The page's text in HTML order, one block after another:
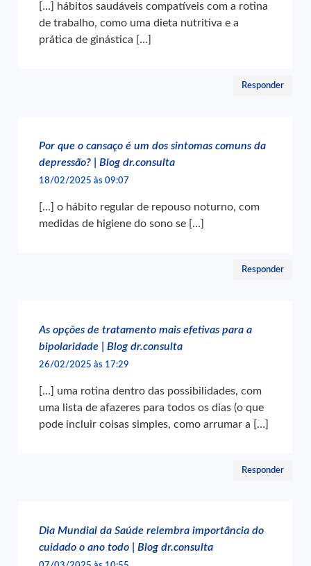
[…] hábitos saudáveis compatíveis com a rotina
de trabalho, como uma dieta nutritiva e a
prática de ginástica […]
Responder
Por que o cansaço é um dos sintomas comuns da
depressão? | Blog dr.consulta
18/02/2025 às 09:07
[…] o hábito regular de repouso noturno, com
medidas de higiene do sono se […]
Responder
As opções de tratamento mais efetivas para a
bipolaridade | Blog dr.consulta
26/02/2025 às 17:29
[…] uma rotina dentro das possibilidades, com
uma lista de afazeres para todos os dias (o que
pode incluir coisas simples, como arrumar a […]
Responder
Dia Mundial da Saúde relembra importância do
cuidado o ano todo | Blog dr.consulta